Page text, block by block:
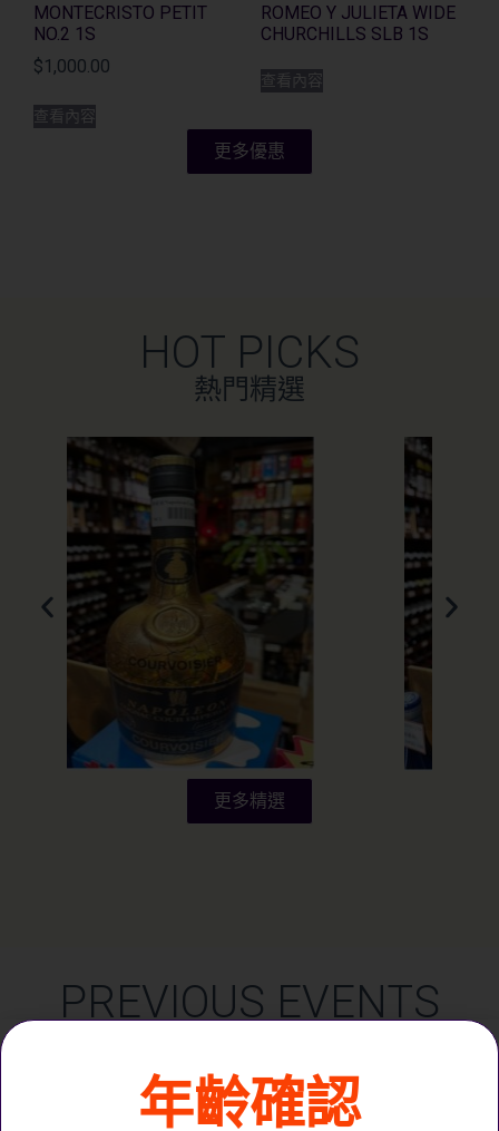
MONTECRISTO PETIT
NO.2 1S
$1,000.00
查看內容
ROMEO Y JULIETA WIDE
CHURCHILLS SLB 1S
查看內容
更多優惠
HOT PICKS
熱門精選
更多精選
PREVIOUS EVENTS
年齡確認